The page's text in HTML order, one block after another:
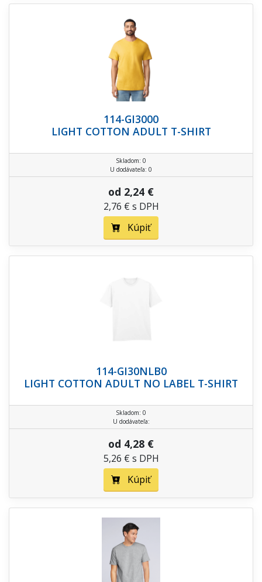
114-GI3000
LIGHT COTTON ADULT T-SHIRT
Skladom: 0
U dodávateľa: 0
od 2,24 €
2,76 € s DPH
Kúpiť
114-GI30NLB0
LIGHT COTTON ADULT NO LABEL T-SHIRT
Skladom: 0
U dodávateľa:
od 4,28 €
5,26 € s DPH
Kúpiť